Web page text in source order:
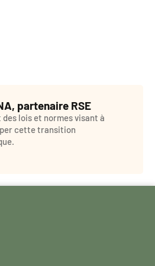
partenaire RSE
des lois et normes visant à
cette transition